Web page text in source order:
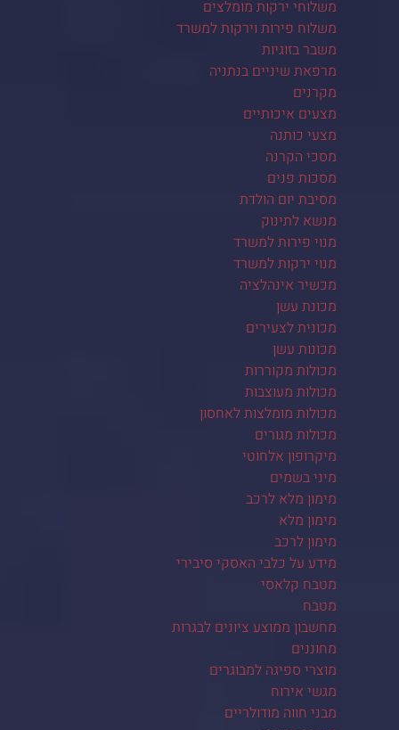
משלוחי ירקות מומלצים
משלוח פירות וירקות למשרד
משבר בזוגיות
מרפאת שיניים בנתניה
מקרנים
מצעים איכותיים
מצעי כותנה
מסכי הקרנה
מסכות פנים
מסיבת יום הולדת
מנשא לתינוק
מנוי פירות למשרד
מנוי ירקות למשרד
מכשיר אינהלציה
מכונת עשן
מכונית לצעירים
מכונות עשן
מכולות מקוררות
מכולות מעוצבות
מכולות מומלצות לאחסון
מכולות מגורים
מיקרופון אלחוטי
מיני בשמים
מימון מלא לרכב
מימון מלא
מימון לרכב
מידע על כלבי האסקי סיבירי
מטבח קלאסי
מטבח
מחשבון ממוצע ציונים לבגרות
מחוננים
מוצרי ספיגה למבוגרים
מגשי אירוח
מבני חווה מודולריים